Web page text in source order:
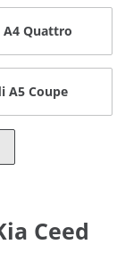
A4 Quattro
A5 Coupe
Ceed